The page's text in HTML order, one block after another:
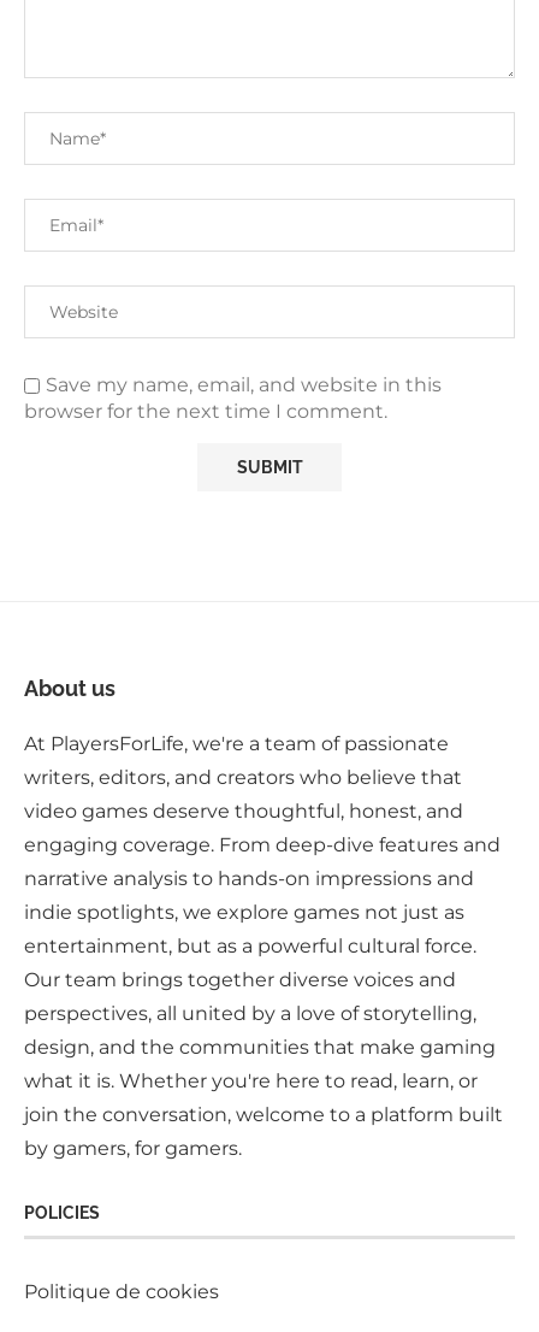
Save my name, email, and website in this
browser for the next time I comment.
About us
At PlayersForLife, we're a team of passionate
writers, editors, and creators who believe that
video games deserve thoughtful, honest, and
engaging coverage. From deep-dive features and
narrative analysis to hands-on impressions and
indie spotlights, we explore games not just as
entertainment, but as a powerful cultural force.
Our team brings together diverse voices and
perspectives, all united by a love of storytelling,
design, and the communities that make gaming
what it is. Whether you're here to read, learn, or
join the conversation, welcome to a platform built
by gamers, for gamers.
POLICIES
Politique de cookies